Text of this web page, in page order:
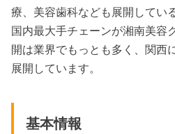
療、美容歯科なども展開してい
国内最大手チェーンが湘南美容
開は業界でもっとも多く、関西
展開しています。
基本情報